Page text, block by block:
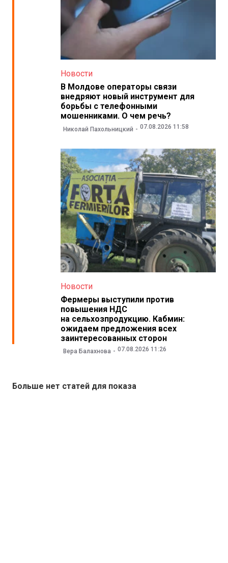
Новости
В Молдове операторы связи
внедряют новый инструмент для
борьбы с телефонными
мошенниками. О чем речь?
Николай Пахольницкий 07.08.2026 11:58
Новости
Фермеры выступили против
повышения НДС
на сельхозпродукцию. Кабмин:
ожидаем предложения всех
заинтересованных сторон
Вера Балахнова 07.08.2026 11:26
Больше нет статей для показа